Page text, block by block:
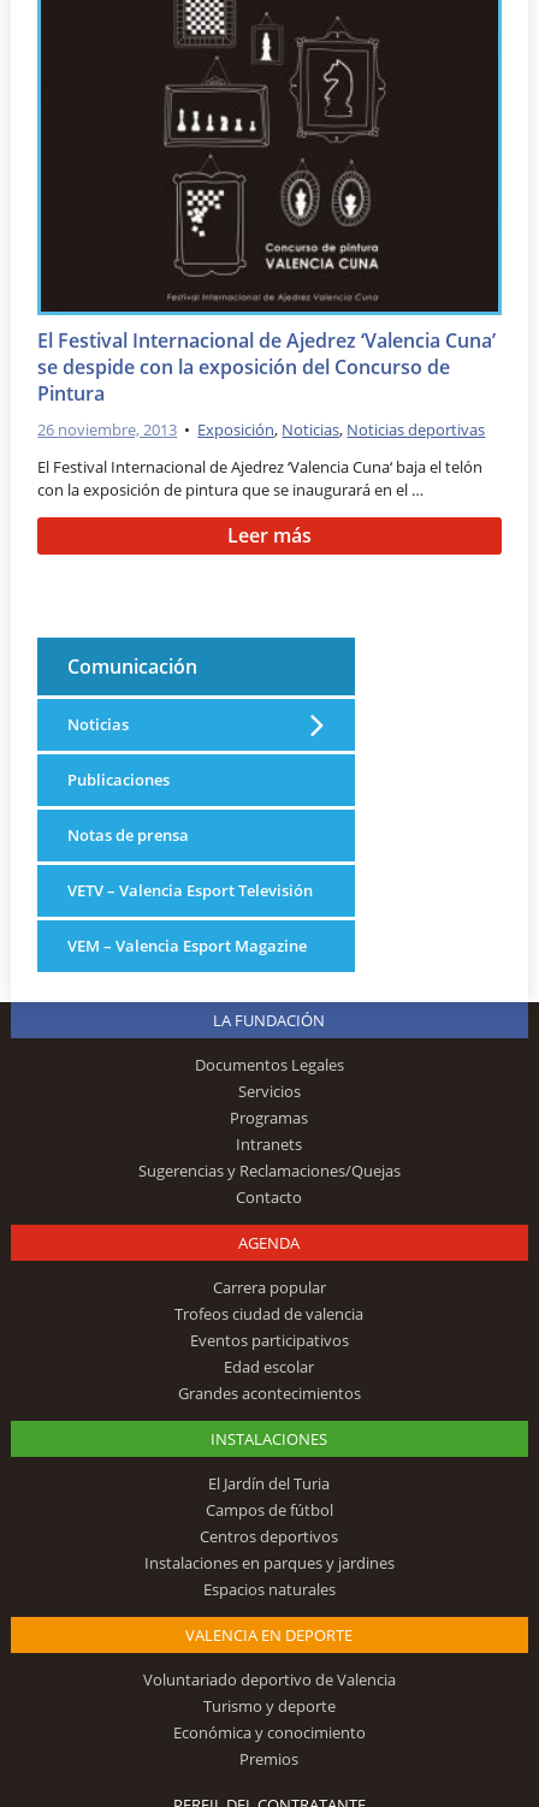
El Festival Internacional de Ajedrez ‘Valencia Cuna’
se despide con la exposición del Concurso de
Pintura
26 noviembre, 2013 • Exposición, Noticias, Noticias deportivas
El Festival Internacional de Ajedrez ‘Valencia Cuna‘ baja el telón
con la exposición de pintura que se inaugurará en el …
Leer más
Comunicación
Noticias
Publicaciones
Notas de prensa
VETV – Valencia Esport Televisión
VEM – Valencia Esport Magazine
LA FUNDACIÓN
Documentos Legales
Servicios
Programas
Intranets
Sugerencias y Reclamaciones/Quejas
Contacto
AGENDA
Carrera popular
Trofeos ciudad de valencia
Eventos participativos
Edad escolar
Grandes acontecimientos
INSTALACIONES
El Jardín del Turia
Campos de fútbol
Centros deportivos
Instalaciones en parques y jardines
Espacios naturales
VALENCIA EN DEPORTE
Voluntariado deportivo de Valencia
Turismo y deporte
Económica y conocimiento
Premios